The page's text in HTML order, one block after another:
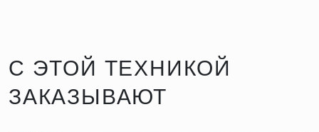
С ЭТОЙ ТЕХНИКОЙ
ЗАКАЗЫВАЮТ